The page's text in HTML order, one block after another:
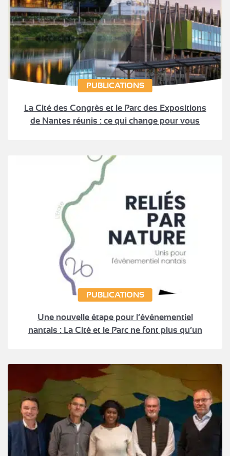
PUBLICATIONS
La Cité des Congrès et le Parc des Expositions
de Nantes réunis : ce qui change pour vous
PUBLICATIONS
Une nouvelle étape pour l’événementiel
nantais : La Cité et le Parc ne font plus qu’un